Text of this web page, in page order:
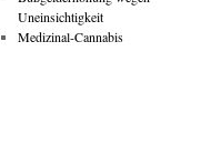
Uneinsichtigkeit
Medizinal-Cannabis